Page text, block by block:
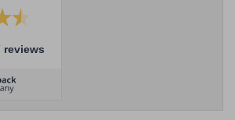
reviews